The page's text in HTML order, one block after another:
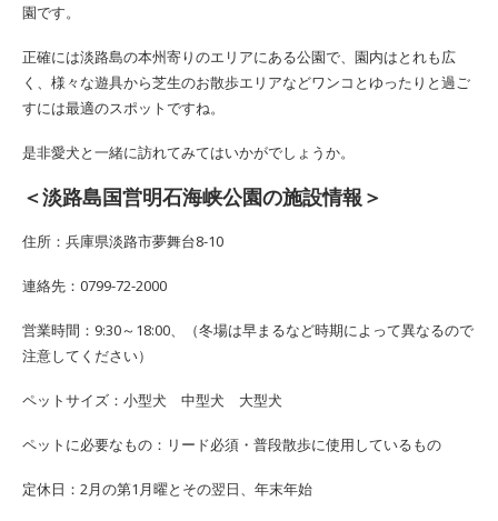
園です。
正確には淡路島の本州寄りのエリアにある公園で、園内はとれも広
く、様々な遊具から芝生のお散歩エリアなどワンコとゆったりと過ご
すには最適のスポットですね。
是非愛犬と一緒に訪れてみてはいかがでしょうか。
＜淡路島国営明石海峡公園の施設情報＞
住所：兵庫県淡路市夢舞台8-10
連絡先：0799-72-2000
営業時間：9:30～18:00、（冬場は早まるなど時期によって異なるので
注意してください）
ペットサイズ：小型犬 中型犬 大型犬
ペットに必要なもの：リード必須・普段散歩に使用しているもの
定休日：2月の第1月曜とその翌日、年末年始